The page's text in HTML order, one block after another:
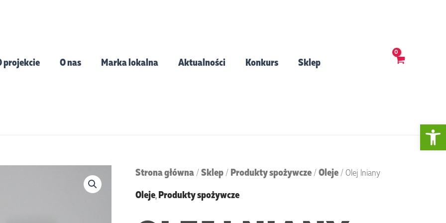
projekcie O nas Marka lokalna Aktualności Konkurs
Sklep
Strona główna /Sklep / Produkty spożywcze /Oleje / Olej lniany
Oleje, Produkty spożywcze
ilość
lniany